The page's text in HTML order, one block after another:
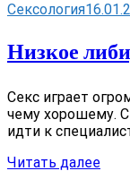
Сексология
Низкое
Секс играет
чему хорошему.
идти к
Читать далее